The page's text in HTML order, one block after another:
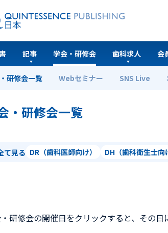
記事 学会・研修会
研修会一覧 Webセミナー SNS Live
歯科求人 会
学会・研修会一覧
・研修会一覧
て見る DR（歯科医師向け） DH（歯科衛生士向
研修会の開催日をクリックすると、その日